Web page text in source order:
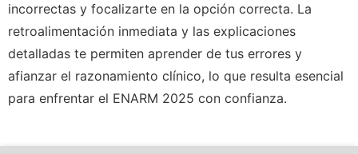
incorrectas y focalizarte en la opción correcta. La
retroalimentación inmediata y las explicaciones
detalladas te permiten aprender de tus errores y
afianzar el razonamiento clínico, lo que resulta esencial
para enfrentar el ENARM 2025 con confianza.